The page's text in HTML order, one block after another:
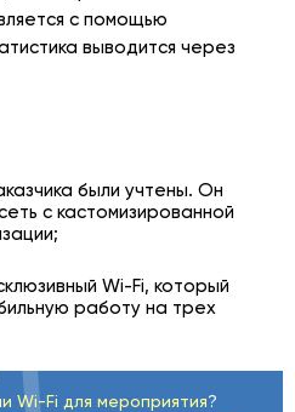
с помощью
выводится через
были учтены. Он
с кастомизированной
Wi-Fi, который
работу на трех
Wi-Fi для мероприятия?